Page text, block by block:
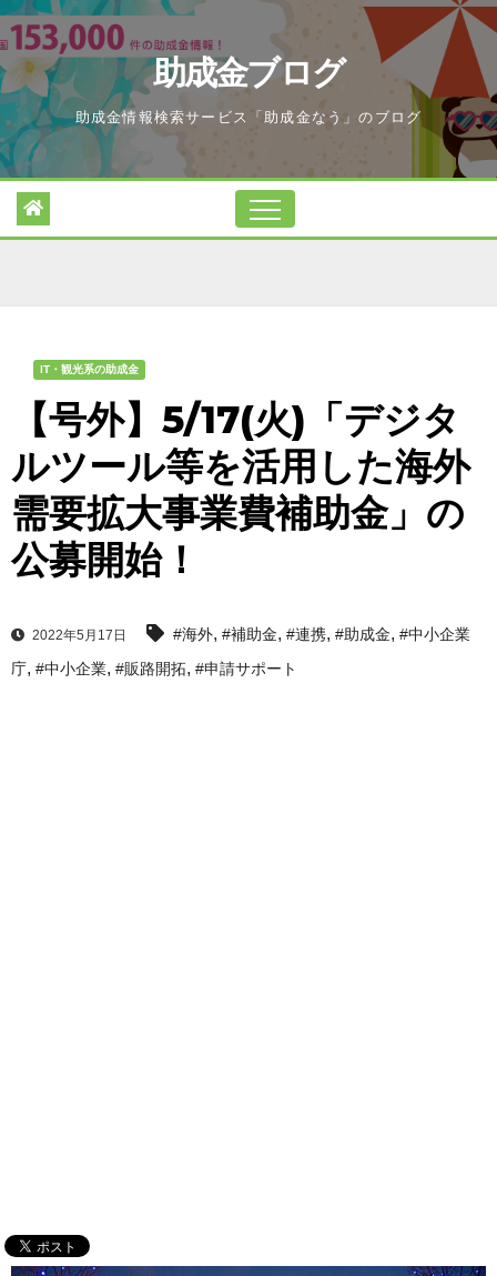
Skip
to
content
助成金ブログ
助成金情報検索サービス「助成金なう」のブログ
IT・観光系の助成金
【号外】5/17(火)「デジタ
ルツール等を活用した海外
需要拡大事業費補助金」の
公募開始！
2022年5月17日 #海外, #補助金, #連携, #助成金, #中小企業
庁, #中小企業, #販路開拓, #申請サポート